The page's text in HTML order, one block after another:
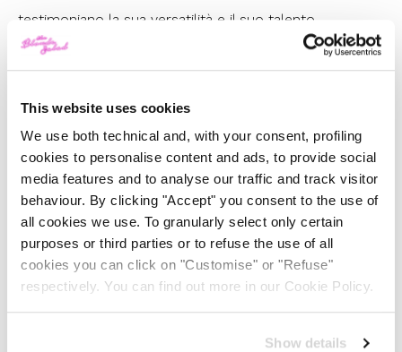
This website uses cookies
We use both technical and, with your consent, profiling
cookies to personalise content and ads, to provide social
media features and to analyse our traffic and track visitor
behaviour. By clicking "Accept" you consent to the use of
all cookies we use. To granularly select only certain
purposes or third parties or to refuse the use of all
cookies you can click on "Customise" or "Refuse"
respectively. You can find out more in our Cookie Policy.
Show details
testimoniano la sua versatilità e il suo talento
straordinario che ha
nel corso degli anni
un’intera generazione.
I 5 MIGLIORI FILM DA VEDERE DI KEVIN COSTNER
NEL GIORNO DEL SUO
COMPLEANNO
1. BULL DURHAM (1988)
2. THE UNTOUCHABLES (1987)
3. SILVERADO (1985)